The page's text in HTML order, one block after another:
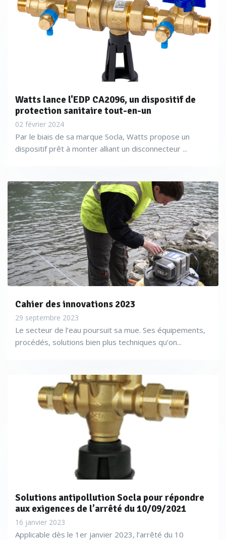
Watts lance l'EDP CA2096, un dispositif de
protection sanitaire tout-en-un
02 février 2024
Par le biais de sa marque Socla, Watts propose un
dispositif prêt à monter alliant un disconnecteur ...
Cahier des innovations 2023
29 septembre 2023
Le secteur de l’eau poursuit sa mue. Ses équipements,
procédés, solutions bien plus techniques qu’on...
Solutions antipollution Socla pour répondre
aux exigences de l’arrêté du 10/09/2021
16 janvier 2023
Applicable dès le 1er janvier 2023, l’arrêté du 10